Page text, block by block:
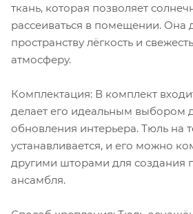
ткань, которая позволяет
рассеиваться в помещении. Она
пространству лёгкость и
атмосферу.
Комплектация: В комплект
делает его идеальным выбором
обновления интерьера. Тюль на
устанавливается, и его можно
другими шторами для создания
ансамбля.